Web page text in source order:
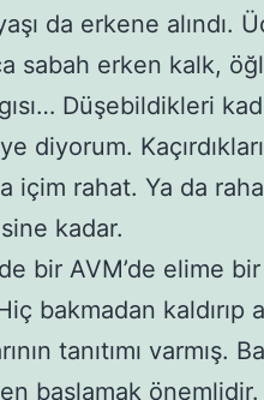
da erkene alındı.
sabah erken kalk,
Düşebildikleri
diyorum.
içim rahat. Ya da
kadar.
bir AVM’de elime
bakmadan kaldırıp
tanıtımı varmış.
başlamak